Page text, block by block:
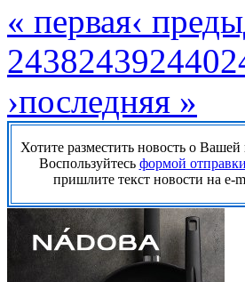
« первая‹
243824392440
›последняя »
Хотите разместить новость о
Воспользуйтесь формой
пришлите текст новости на e-